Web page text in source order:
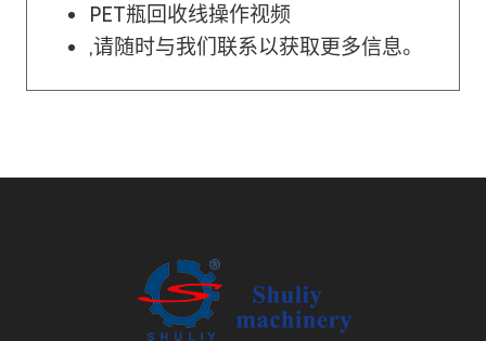
PET瓶回收线操作视频
,请随时与我们联系以获取更多信息。